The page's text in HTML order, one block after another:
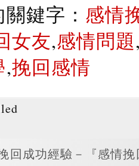
鍵字： 感情
女友,感情問題
,挽回感情
回成功經驗－『感情